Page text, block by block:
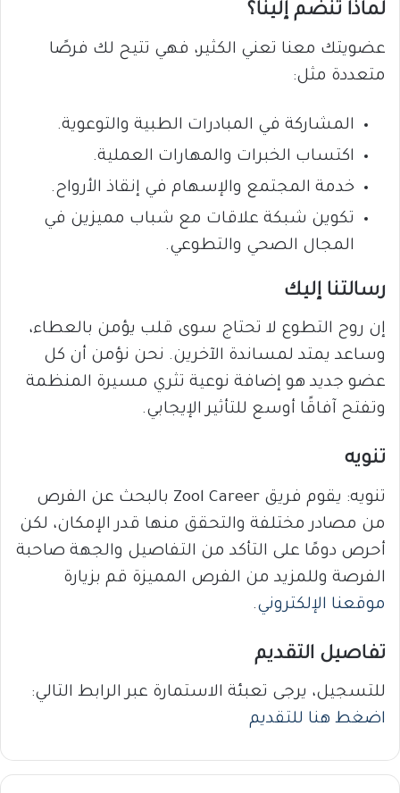
لماذا تنضم إلينا؟
عضويتك معنا تعني الكثير، فهي تتيح لك فرصًا
متعددة مثل:
المشاركة في المبادرات الطبية والتوعوية.
اكتساب الخبرات والمهارات العملية.
خدمة المجتمع والإسهام في إنقاذ الأرواح.
تكوين شبكة علاقات مع شباب مميزين في
المجال الصحي والتطوعي.
رسالتنا إليك
إن روح التطوع لا تحتاج سوى قلب يؤمن بالعطاء،
وساعد يمتد لمساندة الآخرين. نحن نؤمن أن كل
عضو جديد هو إضافة نوعية تثري مسيرة المنظمة
وتفتح آفاقًا أوسع للتأثير الإيجابي.
تنويه
تنويه: يقوم فريق Zool Career بالبحث عن الفرص
من مصادر مختلفة والتحقق منها قدر الإمكان، لكن
أحرص دومًا على التأكد من التفاصيل والجهة صاحبة
الفرصة وللمزيد من الفرص المميزة قم بزيارة
موقعنا الإلكتروني.
تفاصيل التقديم
للتسجيل، يرجى تعبئة الاستمارة عبر الرابط التالي:
اضغط هنا للتقديم